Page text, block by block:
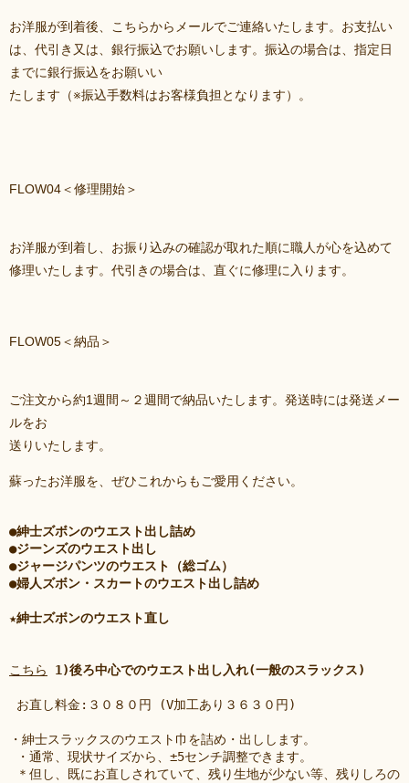
お洋服が到着後、こちらからメールでご連絡いたします。お支払い
は、代引き又は、銀行振込でお願いします。振込の場合は、指定日
までに銀行振込をお願いい
たします（※振込手数料はお客様負担となります）。
FLOW04＜修理開始＞
お洋服が到着し、お振り込みの確認が取れた順に職人が心を込めて
修理いたします。代引きの場合は、直ぐに修理に入ります。
FLOW05＜納品＞
ご注文から約1週間～２週間で納品いたします。発送時には発送メー
ルをお
送りいたします。
蘇ったお洋服を、ぜひこれからもご愛用ください。
●紳士ズボンのウエスト出し詰め
●ジーンズのウエスト出し
●ジャージパンツのウエスト（総ゴム）
●婦人ズボン・スカートのウエスト出し詰め
★紳士ズボンのウエスト直し
こちら 1)後ろ中心でのウエスト出し入れ(一般のスラックス)
お直し料金:３０８０円 (V加工あり３６３０円)
・紳士スラックスのウエスト巾を詰め・出しします。
・通常、現状サイズから、±5センチ調整できます。
＊但し、既にお直しされていて、残り生地が少ない等、残りしろ